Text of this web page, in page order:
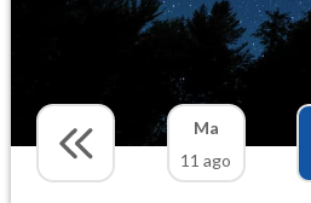
Ma
11 ago